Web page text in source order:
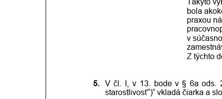
Takýto
bola
praxou
v
Z týchto
5. V čl. v 13. bode v § 6a ods.
starostlivosť“)“ vkladá čiarka a